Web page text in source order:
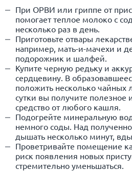
При ОРВИ или гриппе от
помогает теплое молоко с
несколько раз в день.
Приготовьте отвары
например, мать-и-мачехи и
подорожник и шалфей.
Купите черную редьку и
сердцевину. В
положить несколько чайных
сутки вы получите полезное
средство от любого кашля.
Подогрейте минеральную
немного соды. Над
дышать несколько минут,
Проветривайте помещение
риск появления новых
стремительно уменьшаться.